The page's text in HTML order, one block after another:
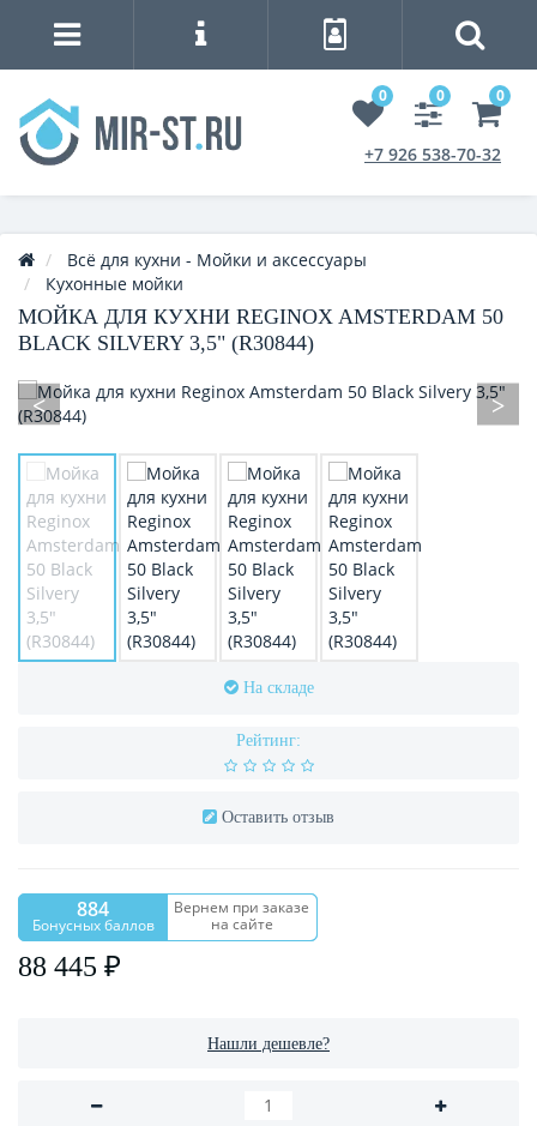
0 0 0
+7 926 538-70-32
Всё для кухни - Мойки и аксессуары
Кухонные мойки
МОЙКА ДЛЯ КУХНИ REGINOX AMSTERDAM 50
BLACK SILVERY 3,5" (R30844)
На складе
Рейтинг:
Оставить отзыв
884
Бонусных баллов
Вернем при заказе
на сайте
88 445 ₽
Нашли дешевле?